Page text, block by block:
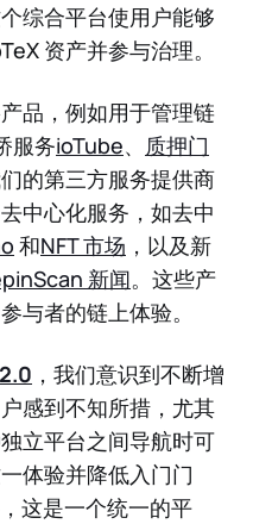
综合平台使用户能够
资产并参与治理。
品，例如用于管理链
服务ioTube、 质押门
的第三方服务提供商
中心化服务，如去中
和NFT 市场 ，以及新
新闻。这些产
与者的链上体验。
，我们意识到不断增
感到不知所措，尤其
立平台之间导航时可
体验并降低入门门
这是一个统一的平